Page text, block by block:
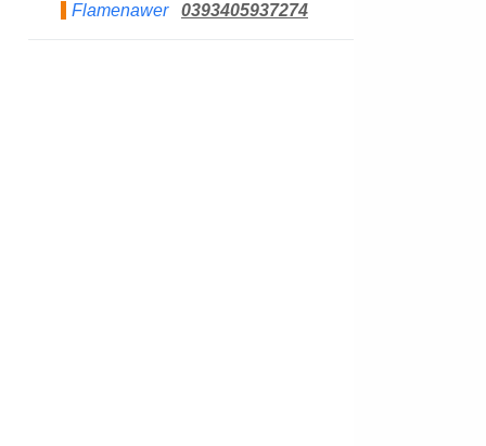
Flamenawer
0393405937274